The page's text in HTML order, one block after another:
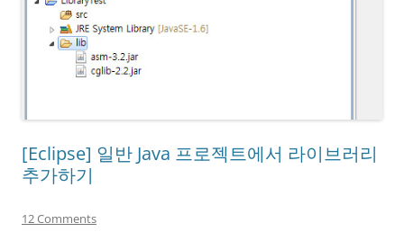
[Eclipse] 일반 Java 프로젝트에서 라이브러리
추가하기
12 Comments